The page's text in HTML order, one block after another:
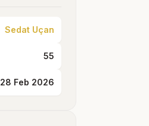
Sedat Uçan
55
28 Feb 2026